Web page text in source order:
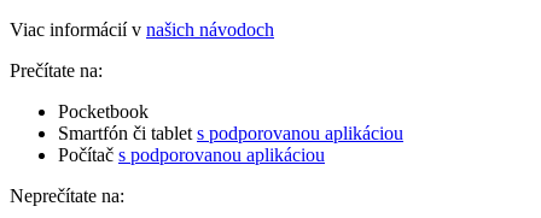
Viac informácií v našich návodoch
Prečítate na:
Pocketbook
Smartfón či tablet s podporovanou aplikáciou
Počítač s podporovanou aplikáciou
Neprečítate na: